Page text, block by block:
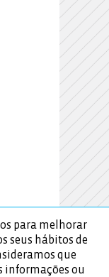
para melhorar
seus hábitos de
que
informações ou